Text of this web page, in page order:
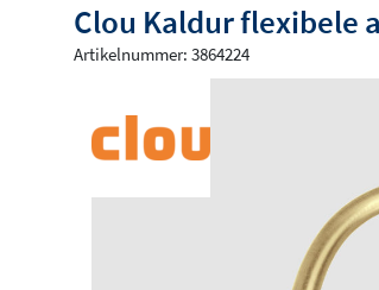
Clou Kaldur flexibele
Artikelnummer: 3864224